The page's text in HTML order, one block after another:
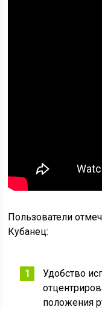
Пользователи
Кубанец:
Удобство
положения